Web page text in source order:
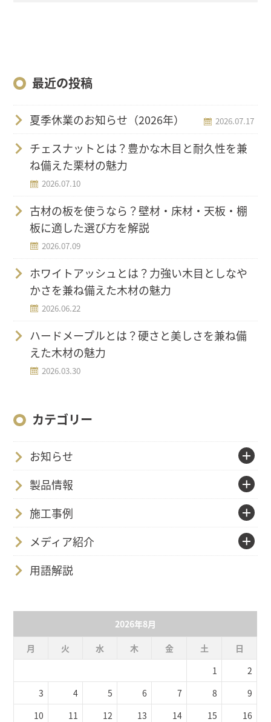
最近の投稿
夏季休業のお知らせ（2026年） 2026.07.17
チェスナットとは？豊かな木目と耐久性を兼
ね備えた栗材の魅力
2026.07.10
古材の板を使うなら？壁材・床材・天板・棚
板に適した選び方を解説
2026.07.09
ホワイトアッシュとは？力強い木目としなや
かさを兼ね備えた木材の魅力
2026.06.22
ハードメープルとは？硬さと美しさを兼ね備
えた木材の魅力
2026.03.30
カテゴリー
お知らせ
製品情報
施工事例
メディア紹介
用語解説
2026年8月
月
火 水 木 金 土
日
1
2
3
4 5 6 7 8
9
10
11 12 13 14 15
16